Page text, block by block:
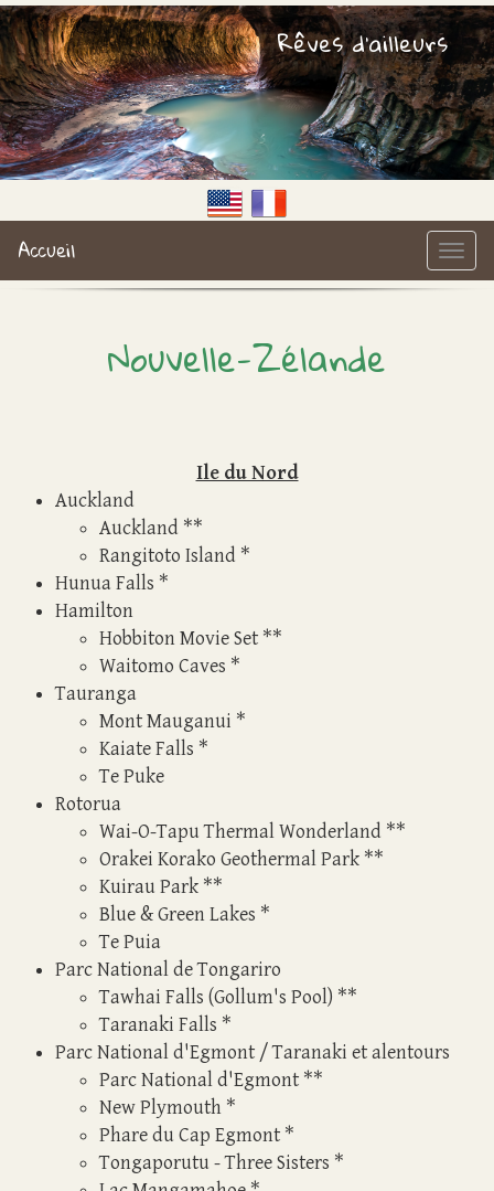
Rêves d'ailleurs
Accueil
Nouvelle-Zélande
Ile du Nord
Auckland
Auckland **
Rangitoto Island *
Hunua Falls *
Hamilton
Hobbiton Movie Set **
Waitomo Caves *
Tauranga
Mont Mauganui *
Kaiate Falls *
Te Puke
Rotorua
Wai-O-Tapu Thermal Wonderland **
Orakei Korako Geothermal Park **
Kuirau Park **
Blue & Green Lakes *
Te Puia
Parc National de Tongariro
Tawhai Falls (Gollum's Pool) **
Taranaki Falls *
Parc National d'Egmont / Taranaki et alentours
Parc National d'Egmont **
New Plymouth *
Phare du Cap Egmont *
Tongaporutu - Three Sisters *